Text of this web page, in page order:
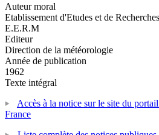
Auteur moral
Etablissement d'Etudes et de
E.E.R.M
Editeur
Direction de la météorologie
Année de publication
1962
Texte intégral
Accès à la notice sur le site du
France